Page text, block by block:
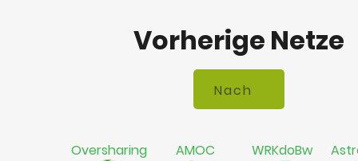
Vorherige Netze
Oversharing AMOC WRKdoBw